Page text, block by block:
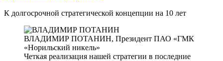
К долгосрочной стратегической концепции на 10 лет
ВЛАДИМИР ПОТАНИН, Президент ПАО «ГМК
«Норильский никель»
Четкая реализация нашей стратегии в последние